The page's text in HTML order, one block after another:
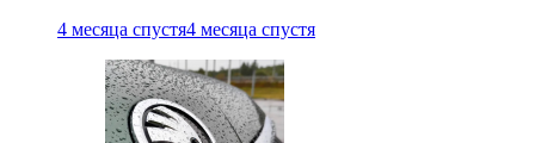
4 месяца спустя4 месяца спустя